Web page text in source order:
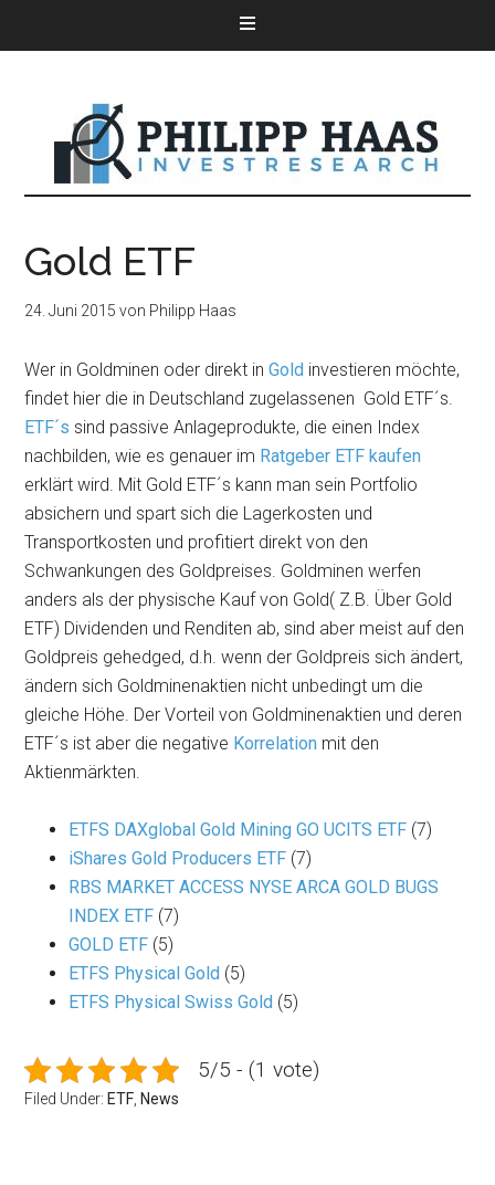
Gold ETF
24. Juni 2015 von Philipp Haas
Wer in Goldminen oder direkt inGold investieren möchte,
findet hier die in Deutschland zugelassenen Gold ETF´s.
ETF´s sind passive Anlageprodukte, die einen Index
nachbilden, wie es genauer im Ratgeber ETF kaufen
erklärt wird. Mit Gold ETF´s kann man sein Portfolio
absichern und spart sich die Lagerkosten und
Transportkosten und profitiert direkt von den
Schwankungen des Goldpreises. Goldminen werfen
anders als der physische Kauf von Gold( Z.B. Über Gold
ETF) Dividenden und Renditen ab, sind aber meist auf den
Goldpreis gehedged, d.h. wenn der Goldpreis sich ändert,
ändern sich Goldminenaktien nicht unbedingt um die
gleiche Höhe. Der Vorteil von Goldminenaktien und deren
ETF´s ist aber die negative Korrelation mit den
Aktienmärkten.
ETFS DAXglobal Gold Mining GO UCITS ETF (7)
iShares Gold Producers ETF (7)
RBS MARKET ACCESS NYSE ARCA GOLD BUGS
INDEX ETF (7)
GOLD ETF (5)
ETFS Physical Gold (5)
ETFS Physical Swiss Gold (5)
5/5 - (1 vote)
Filed Under: ETF News